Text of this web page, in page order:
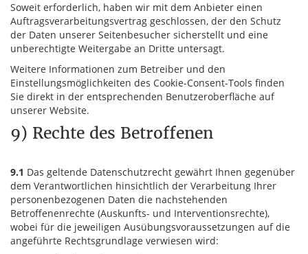
Soweit erforderlich, haben wir mit dem Anbieter einen
Auftragsverarbeitungsvertrag geschlossen, der den Schutz
der Daten unserer Seitenbesucher sicherstellt und eine
unberechtigte Weitergabe an Dritte untersagt.
Weitere Informationen zum Betreiber und den
Einstellungsmöglichkeiten des Cookie-Consent-Tools finden
Sie direkt in der entsprechenden Benutzeroberfläche auf
unserer Website.
9) Rechte des Betroffenen
9.1 Das geltende Datenschutzrecht gewährt Ihnen gegenüber
dem Verantwortlichen hinsichtlich der Verarbeitung Ihrer
personenbezogenen Daten die nachstehenden
Betroffenenrechte (Auskunfts- und Interventionsrechte),
wobei für die jeweiligen Ausübungsvoraussetzungen auf die
angeführte Rechtsgrundlage verwiesen wird: